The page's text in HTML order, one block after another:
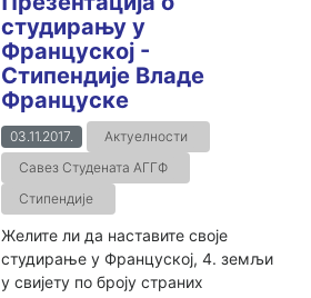
студирању у
Француској -
Стипендије Владе
Француске
03.11.2017.
Актуелности
Савез Студената АГГФ
Стипендије
Желите ли да наставите своје
студирање у Француској, 4. земљи
у свијету по броју страних